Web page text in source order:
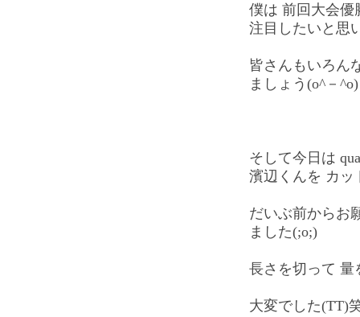
僕は 前回大会優
注目したいと思
皆さんもいろん
ましょう(o^－^o)
そして今日は
濱辺くんを カ
だいぶ前からお
ました(;o;)
長さを切って
大変でした(TT)